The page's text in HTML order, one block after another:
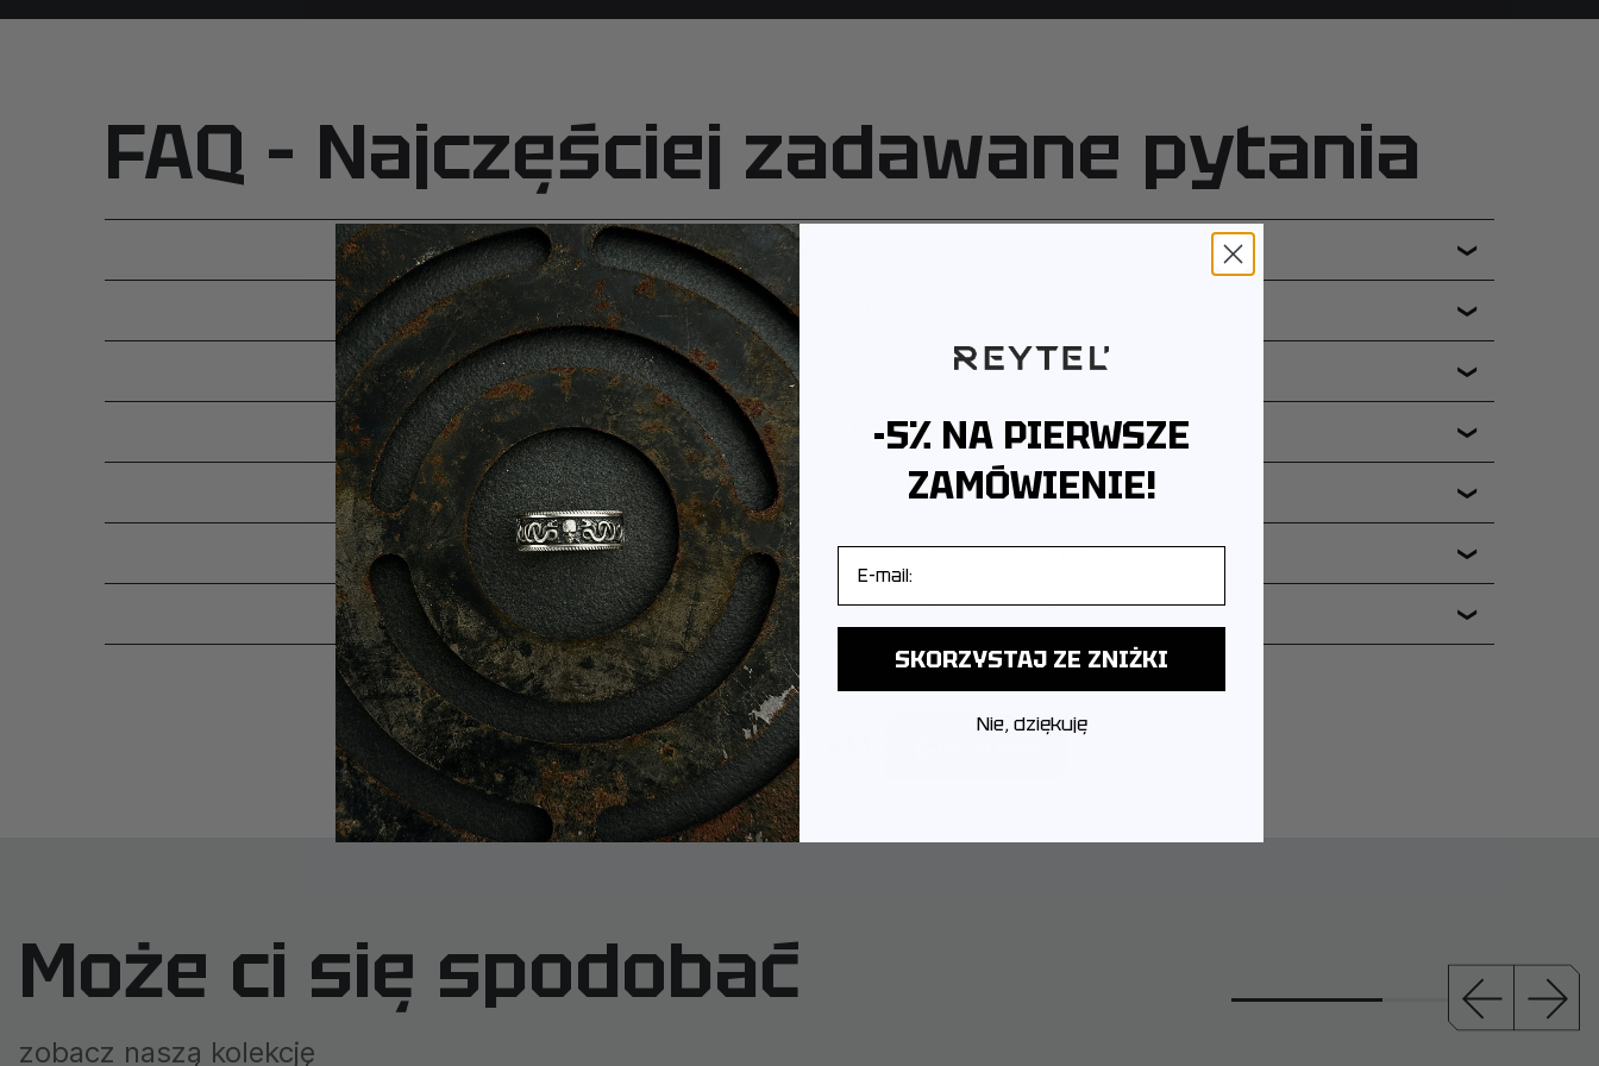
FAQ – Najczęściej zadawane pytania
Z JAKIEGO METALU WYKONANA JEST BIŻUTERIA? ❯
JAK PAKUJEMY PRODUKTY? ❯
CZY PRODUKTY OBJĘTE SĄ GWARANCJĄ? ❯
CZY MOGĘ ZWRÓCIĆ LUB WYMIENIĆ PRODUKT? ❯
JAK WYGLĄDA DOSTAWA I ILE TRWA? ❯
SKĄD POCHODZI MARKA I GDZIE PRODUKOWANA JEST BIŻUTERIA? ❯
JAK DBAĆ O BIŻUTERIĘ, ABY ZACHOWAŁA SWÓJ BLASK? ❯
SKONTAKTUJ SIĘ Z NAMI:
Może ci się spodobać
zobacz naszą kolekcję
-5% NA PIERWSZE
ZAMÓWIENIE!
SKORZYSTAJ ZE ZNIŻKI
Nie, dziękuję